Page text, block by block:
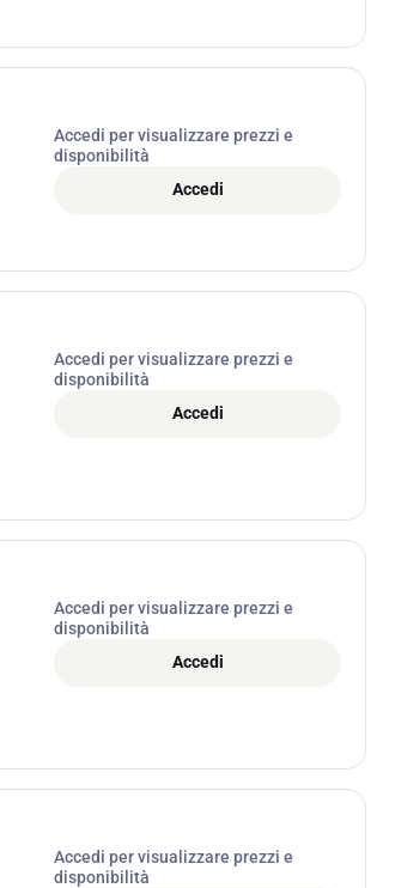
Accedi per visualizzare prezzi e
disponibilità
Accedi
Accedi per visualizzare prezzi e
disponibilità
Accedi
Accedi per visualizzare prezzi e
disponibilità
Accedi
Accedi per visualizzare prezzi e
disponibilità